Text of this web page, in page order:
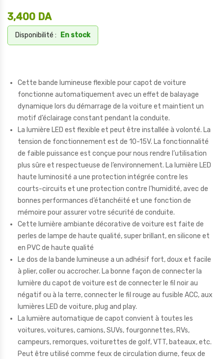
3,400 DA
Disponibilité : En stock
Cette bande lumineuse flexible pour capot de voiture
fonctionne automatiquement avec un effet de balayage
dynamique lors du démarrage de la voiture et maintient un
motif d’éclairage constant pendant la conduite.
La lumière LED est flexible et peut être installée à volonté. La
tension de fonctionnement est de 10-15V. La fonctionnalité
de faible puissance est conçue pour nous rendre l’utilisation
plus sûre et respectueuse de l’environnement. La lumière LED
haute luminosité a une protection intégrée contre les
courts-circuits et une protection contre l’humidité, avec de
bonnes performances d’étanchéité et une fonction de
mémoire pour assurer votre sécurité de conduite.
Cette lumière ambiante décorative de voiture est faite de
perles de lampe de haute qualité, super brillant, en silicone et
en PVC de haute qualité
Le dos de la bande lumineuse a un adhésif fort, doux et facile
à plier, coller ou accrocher. La bonne façon de connecter la
lumière du capot de voiture est de connecter le fil noir au
négatif ou à la terre, connecter le fil rouge au fusible ACC, aux
lumières LED de voiture, plug and play.
La lumière automatique de capot convient à toutes les
voitures, voitures, camions, SUVs, fourgonnettes, RVs,
campeurs, remorques, voiturettes de golf, VTT, bateaux, etc.
Peut être utilisé comme feux de circulation diurne, feux de